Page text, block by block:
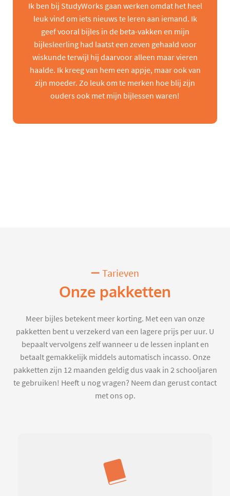
Ik ben bij StudyWorks gaan werken omdat het heel
leuk vind om iets nieuws te leren aan iemand. Ik
geef vooral bijles in de beta-vakken en mijn
bijlesleerling had laatst een zeven gehaald voor
wiskunde terwijl hij daarvoor alleen maar vieren
haalde. Ik kreeg van hem een appje, maar ook van
zijn moeder. Zo leuk om te merken hoe blij zijn
ouders ook met mijn bijlessen waren!
Tarieven
Onze pakketten
Meer bijles betekent meer korting. Met een van onze
pakketten bent u verzekerd van een lagere prijs per uur. U
bepaalt vervolgens zelf wanneer u de lessen inplant en
betaalt gemakkelijk middels automatisch incasso. Onze
pakketten zijn 12 maanden geldig dus vaak in 2 schooljaren
te gebruiken! Heeft u nog vragen? Neem dan gerust contact
met ons op.